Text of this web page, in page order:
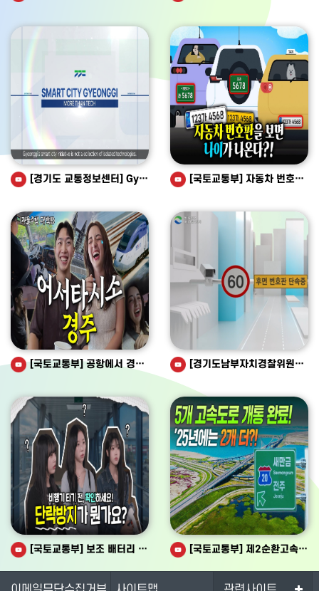
[경기도 교통정보센터] Gyeonggi Smart City [국토교통부] 자동차 번호판 색깔별로 의미가 다르다고?
[국토교통부] 공항에서 경주까지 앱 하나로 끝! 외국인도 놀란 KR코레일 MaaSKR 실전 리뷰 [경기도남부자치경찰위원회] 알기 쉬운 도로교통법, 후면 무인 교통단속장비
[국토교통부] 보조 배터리 기내반입 할 때 확인하세요 [국토교통부] 제2순환고속도로 포천-조안, 파주-양주 구간까지 74% 개통 완료! '25년엔 포항-영덕 고속도까지 2개 더?!